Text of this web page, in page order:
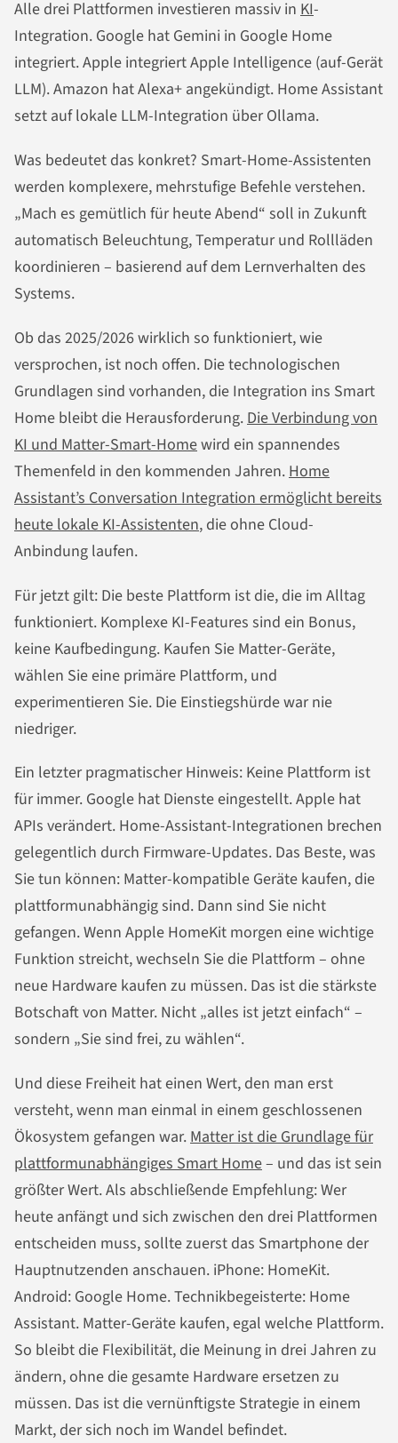
Alle drei Plattformen investieren massiv in KI-
Integration. Google hat Gemini in Google Home
integriert. Apple integriert Apple Intelligence (auf-Gerät
LLM). Amazon hat Alexa+ angekündigt. Home Assistant
setzt auf lokale LLM-Integration über Ollama.
Was bedeutet das konkret? Smart-Home-Assistenten
werden komplexere, mehrstufige Befehle verstehen.
„Mach es gemütlich für heute Abend“ soll in Zukunft
automatisch Beleuchtung, Temperatur und Rollläden
koordinieren – basierend auf dem Lernverhalten des
Systems.
Ob das 2025/2026 wirklich so funktioniert, wie
versprochen, ist noch offen. Die technologischen
Grundlagen sind vorhanden, die Integration ins Smart
Home bleibt die Herausforderung. Die Verbindung von
KI und Matter-Smart-Homewird ein spannendes
Themenfeld in den kommenden Jahren. Home
Assistant’s Conversation Integration ermöglicht bereits
heute lokale KI-Assistenten, die ohne Cloud-
Anbindung laufen.
Für jetzt gilt: Die beste Plattform ist die, die im Alltag
funktioniert. Komplexe KI-Features sind ein Bonus,
keine Kaufbedingung. Kaufen Sie Matter-Geräte,
wählen Sie eine primäre Plattform, und
experimentieren Sie. Die Einstiegshürde war nie
niedriger.
Ein letzter pragmatischer Hinweis: Keine Plattform ist
für immer. Google hat Dienste eingestellt. Apple hat
APIs verändert. Home-Assistant-Integrationen brechen
gelegentlich durch Firmware-Updates. Das Beste, was
Sie tun können: Matter-kompatible Geräte kaufen, die
plattformunabhängig sind. Dann sind Sie nicht
gefangen. Wenn Apple HomeKit morgen eine wichtige
Funktion streicht, wechseln Sie die Plattform – ohne
neue Hardware kaufen zu müssen. Das ist die stärkste
Botschaft von Matter. Nicht „alles ist jetzt einfach“ –
sondern „Sie sind frei, zu wählen“.
Und diese Freiheit hat einen Wert, den man erst
versteht, wenn man einmal in einem geschlossenen
Ökosystem gefangen war.Matter ist die Grundlage für
plattformunabhängiges Smart Home– und das ist sein
größter Wert. Als abschließende Empfehlung: Wer
heute anfängt und sich zwischen den drei Plattformen
entscheiden muss, sollte zuerst das Smartphone der
Hauptnutzenden anschauen. iPhone: HomeKit.
Android: Google Home. Technikbegeisterte: Home
Assistant. Matter-Geräte kaufen, egal welche Plattform.
So bleibt die Flexibilität, die Meinung in drei Jahren zu
ändern, ohne die gesamte Hardware ersetzen zu
müssen. Das ist die vernünftigste Strategie in einem
Markt, der sich noch im Wandel befindet.